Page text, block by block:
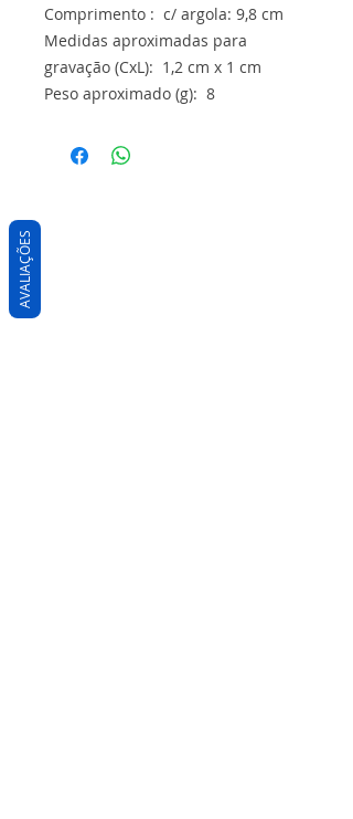
Comprimento : c/ argola: 9,8 cm
Medidas aproximadas para
gravação (CxL): 1,2 cm x 1 cm
Peso aproximado (g): 8
AVALIAÇÕES